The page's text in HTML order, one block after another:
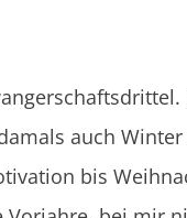
auch
bis